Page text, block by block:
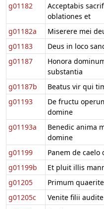
g01182
Acceptabis
oblationes et
g01182a Miserere mei
g01183
Deus in loco
g01187
Honora
substantia
g01187b Beatus vir qui
g01193
De fructu
domine
g01193a
Benedic anima
domine
g01199 Panem de caelo
g01199b
Et pluit illis
g01205
Primum
g01205c
Venite filii